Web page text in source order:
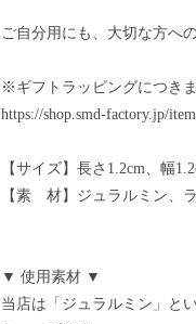
ご自分用にも、大切な方へ
※ギフトラッピングにつき
https://shop.smd-factory.jp/
【サイズ】長さ1.2cm、幅
【素 材】ジュラルミン、
▼ 使用素材 ▼
当店は「ジュラルミン」と